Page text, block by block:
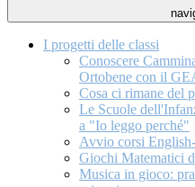
I progetti delle classi
Conoscere
Ortobene con il
Cosa ci rimane del
Le Scuole
a "Io leggo perché"
Avvio corsi
Giochi Matematici
Musica in gioco: